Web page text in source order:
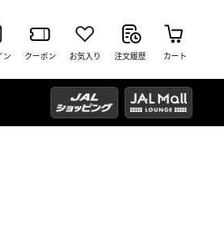
ン クーポン お気入り 注文履歴 カート